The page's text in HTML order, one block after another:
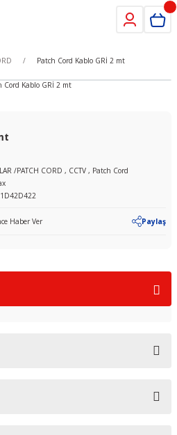
Patch Cord Kablo GRİ 2 mt
/PATCH CORD , CCTV , Patch Cord
Haber Ver Paylaş
yorumu siz yapın!